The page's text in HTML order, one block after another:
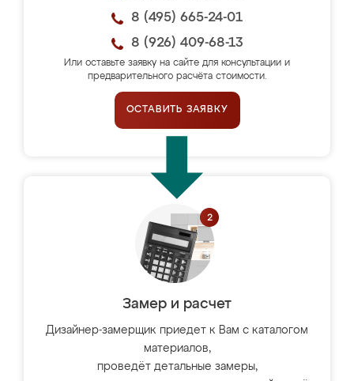
8 (495) 665-24-01
8 (926) 409-68-13
Или оставьте заявку на сайте для консультации и
предварительного расчёта стоимости.
ОСТАВИТЬ ЗАЯВКУ
Замер и расчет
Дизайнер-замерщик приедет к Вам с каталогом
материалов,
проведёт детальные замеры,